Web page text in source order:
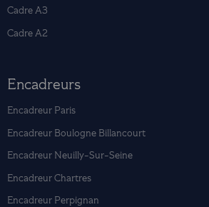
Cadre A3
Cadre A2
Encadreurs
Encadreur Paris
Encadreur Boulogne Billancourt
Encadreur Neuilly-Sur-Seine
Encadreur Chartres
Encadreur Perpignan